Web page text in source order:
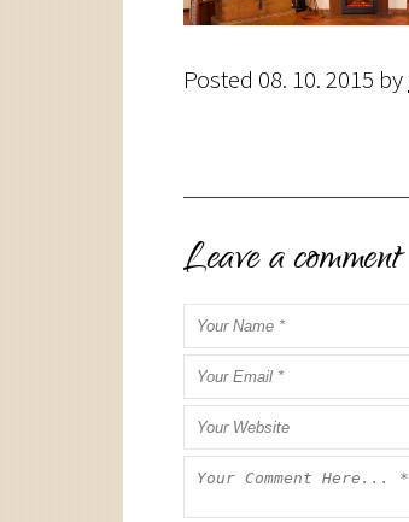
Posted 08. 10. 2015 by
Leave a comment